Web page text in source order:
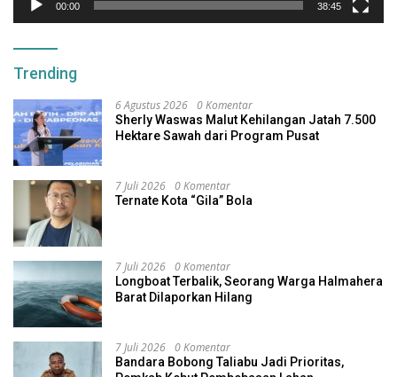
00:00 38:45
Trending
6 Agustus 2026 0 Komentar
Sherly Waswas Malut Kehilangan Jatah 7.500
Hektare Sawah dari Program Pusat
7 Juli 2026 0 Komentar
Ternate Kota “Gila” Bola
7 Juli 2026 0 Komentar
Longboat Terbalik, Seorang Warga Halmahera
Barat Dilaporkan Hilang
7 Juli 2026 0 Komentar
Bandara Bobong Taliabu Jadi Prioritas,